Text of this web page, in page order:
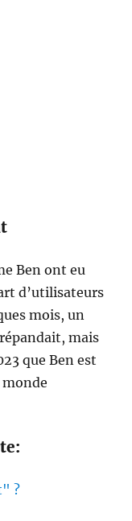
Ben ont eu
d’utilisateurs
mois, un
mais
que Ben est
?